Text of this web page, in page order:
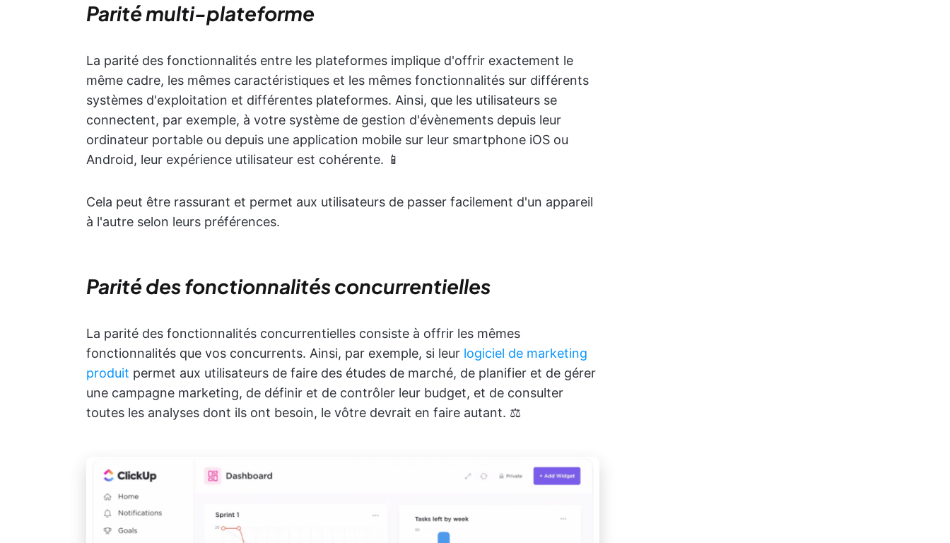
Parité multi-plateforme
La parité des fonctionnalités entre les plateformes implique d'offrir exactement le
même cadre, les mêmes caractéristiques et les mêmes fonctionnalités sur différents
systèmes d'exploitation et différentes plateformes. Ainsi, que les utilisateurs se
connectent, par exemple, à votre système de gestion d'évènements depuis leur
ordinateur portable ou depuis une application mobile sur leur smartphone iOS ou
Android, leur expérience utilisateur est cohérente. 📱
Cela peut être rassurant et permet aux utilisateurs de passer facilement d'un appareil
à l'autre selon leurs préférences.
Parité des fonctionnalités concurrentielles
La parité des fonctionnalités concurrentielles consiste à offrir les mêmes
fonctionnalités que vos concurrents. Ainsi, par exemple, si leur logiciel de marketing
produit permet aux utilisateurs de faire des études de marché, de planifier et de gérer
une campagne marketing, de définir et de contrôler leur budget, et de consulter
toutes les analyses dont ils ont besoin, le vôtre devrait en faire autant. ⚖️